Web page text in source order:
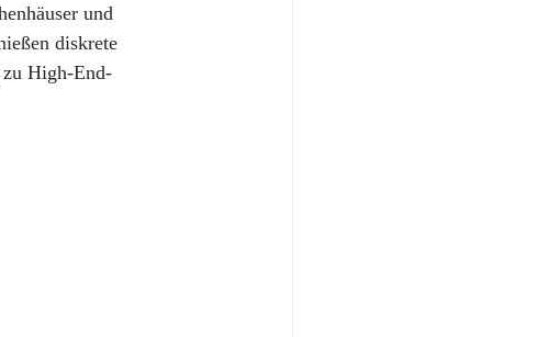
und
diskrete
zu High-End-